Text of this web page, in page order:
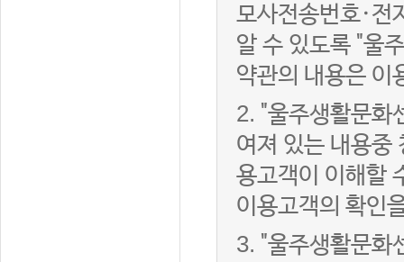
모사전송번호·전
알 수 있도록 "울
약관의 내용은 이
2. "울주생활문화
여져 있는 내용중
용고객이 이해할
이용고객의 확인
3. "울주생활문화